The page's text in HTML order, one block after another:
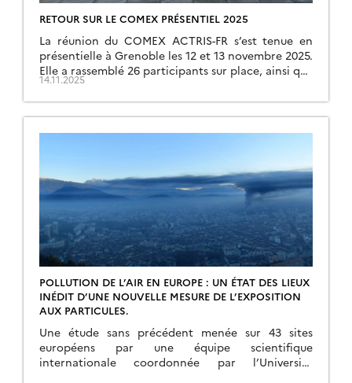
RETOUR SUR LE COMEX PRÉSENTIEL 2025
La réunion du COMEX ACTRIS-FR s’est tenue en
présentielle à Grenoble les 12 et 13 novembre 2025.
Elle a rassemblé 26 participants sur place, ainsi que
5 en ligne, permettant […]
14.11.2025
POLLUTION DE L’AIR EN EUROPE : UN ÉTAT DES LIEUX
INÉDIT D’UNE NOUVELLE MESURE DE L’EXPOSITION
AUX PARTICULES.
Une étude sans précédent menée sur 43 sites
européens par une équipe scientifique
internationale coordonnée par l’Université